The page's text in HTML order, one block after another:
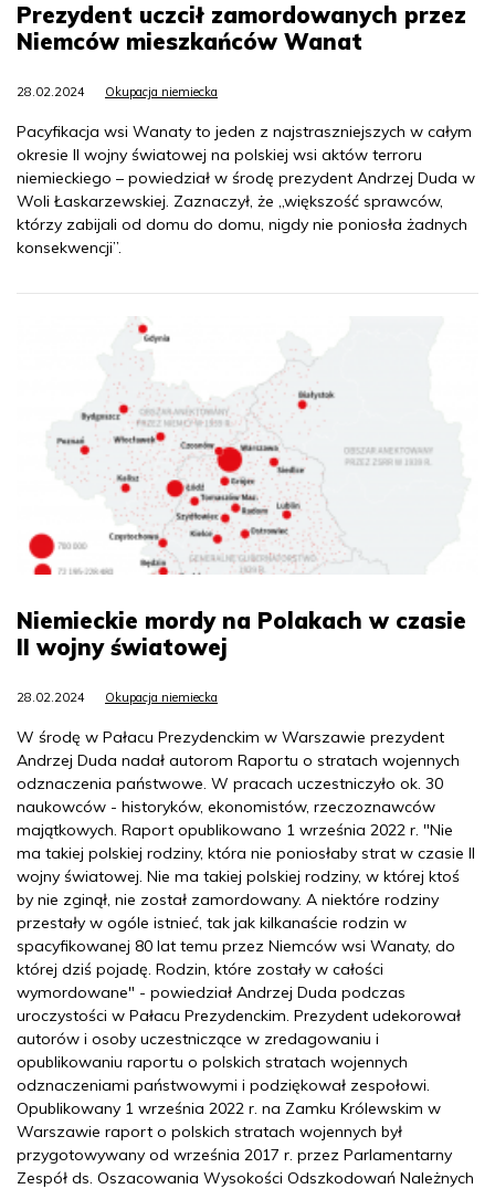
Prezydent uczcił zamordowanych przez
Niemców mieszkańców Wanat
28.02.2024 Okupacja niemiecka
Pacyfikacja wsi Wanaty to jeden z najstraszniejszych w całym
okresie II wojny światowej na polskiej wsi aktów terroru
niemieckiego – powiedział w środę prezydent Andrzej Duda w
Woli Łaskarzewskiej. Zaznaczył, że „większość sprawców,
którzy zabijali od domu do domu, nigdy nie poniosła żadnych
konsekwencji”.
Niemieckie mordy na Polakach w czasie
II wojny światowej
28.02.2024 Okupacja niemiecka
W środę w Pałacu Prezydenckim w Warszawie prezydent
Andrzej Duda nadał autorom Raportu o stratach wojennych
odznaczenia państwowe. W pracach uczestniczyło ok. 30
naukowców - historyków, ekonomistów, rzeczoznawców
majątkowych. Raport opublikowano 1 września 2022 r. "Nie
ma takiej polskiej rodziny, która nie poniosłaby strat w czasie II
wojny światowej. Nie ma takiej polskiej rodziny, w której ktoś
by nie zginął, nie został zamordowany. A niektóre rodziny
przestały w ogóle istnieć, tak jak kilkanaście rodzin w
spacyfikowanej 80 lat temu przez Niemców wsi Wanaty, do
której dziś pojadę. Rodzin, które zostały w całości
wymordowane" - powiedział Andrzej Duda podczas
uroczystości w Pałacu Prezydenckim. Prezydent udekorował
autorów i osoby uczestniczące w zredagowaniu i
opublikowaniu raportu o polskich stratach wojennych
odznaczeniami państwowymi i podziękował zespołowi.
Opublikowany 1 września 2022 r. na Zamku Królewskim w
Warszawie raport o polskich stratach wojennych był
przygotowywany od września 2017 r. przez Parlamentarny
Zespół ds. Oszacowania Wysokości Odszkodowań Należnych